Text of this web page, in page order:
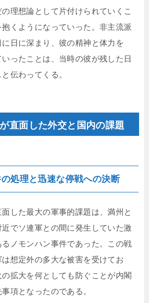
理想論として片付けられていくこ
くようになっていった。非主流派
日に深まり、彼の精神と体力を
ったことは、当時の彼が残した日
伝わってくる。
直面した外交と国内の課題
処理と迅速な停戦への決断
した最大の軍事的課題は、満州と
でソ連軍との間に発生していた激
るノモンハン事件であった。この戦
想定外の多大な被害を受けてお
拡大を何としても防ぐことが内閣
項となったのである。